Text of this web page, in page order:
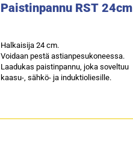
Paistinpannu RST 24cm
Halkaisija 24 cm.
Voidaan pestä astianpesukoneessa.
Laadukas paistinpannu, joka soveltuu
kaasu-, sähkö- ja induktioliesille.